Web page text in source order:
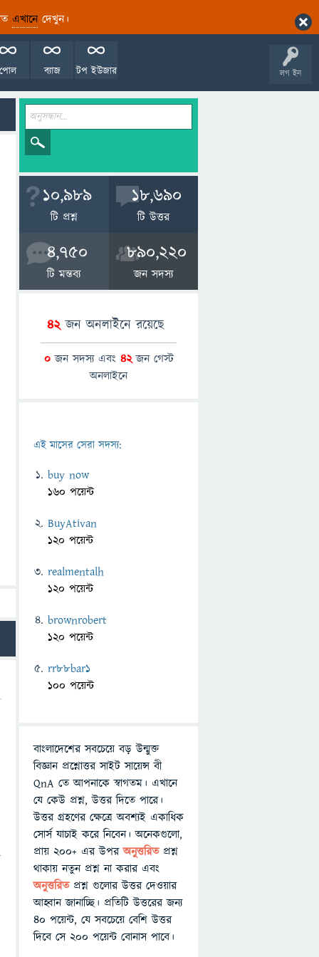
এখানেদেখুন।
লগ ইন
টপ ইউজার
ব্যাজ
পোল
10,989
টি প্রশ্ন
18,690
টি উত্তর
4,750
টি মন্তব্য
890,220
জন সদস্য
42জন অনলাইনে রয়েছে
0জন সদস্য এবং 42জন গেস্ট
অনলাইনে
এই মাসের সেরা সদস্য:
buy now
160 পয়েন্ট
BuyAtivan
120 পয়েন্ট
realmentalh
120 পয়েন্ট
brownrobert
120 পয়েন্ট
rr88bar1
100 পয়েন্ট
বাংলাদেশের সবচেয়ে বড় উন্মুক্ত
বিজ্ঞান প্রশ্নোত্তর সাইট সায়েন্স বী
QnA তে আপনাকে স্বাগতম। এখানে
যে কেউ প্রশ্ন, উত্তর দিতে পারে।
উত্তর গ্রহণের ক্ষেত্রে অবশ্যই একাধিক
সোর্স যাচাই করে নিবেন। অনেকগুলো,
প্রায় ২০০+ এর উপরঅনুত্তরিতপ্রশ্ন
থাকায় নতুন প্রশ্ন না করার এবং
অনুত্তরিত প্রশ্ন গুলোর উত্তর দেওয়ার
আহ্বান জানাচ্ছি। প্রতিটি উত্তরের জন্য
৪০ পয়েন্ট, যে সবচেয়ে বেশি উত্তর
দিবে সে ২০০ পয়েন্ট বোনাস পাবে।